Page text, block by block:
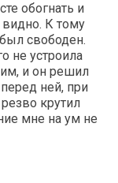
обогнать и
К тому
свободен.
не устроила
и он решил
ней, при
крутил
мне на ум не